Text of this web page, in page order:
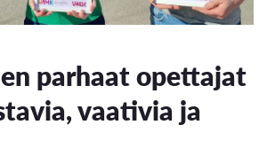
parhaat opettajat
vaativia ja